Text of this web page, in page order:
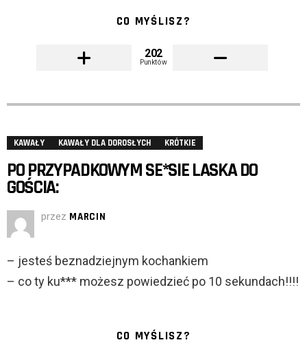
CO MYŚLISZ?
202
Punktów
KAWAŁY KAWAŁY DLA DOROSŁYCH KRÓTKIE
PO PRZYPADKOWYM SE*SIE LASKA DO
GOŚCIA:
przez MARCIN
– jesteś beznadziejnym kochankiem
– co ty ku*** możesz powiedzieć po 10 sekundach!!!!
CO MYŚLISZ?